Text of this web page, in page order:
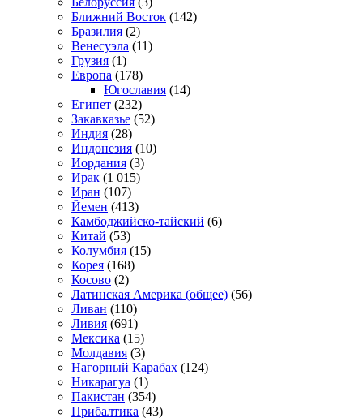
Ближний Восток (142)
Бразилия (2)
Венесуэла (11)
Грузия (1)
Европа (178)
Югославия (14)
Египет (232)
Закавказье (52)
Индия (28)
Индонезия (10)
Иордания (3)
Ирак (1 015)
Иран (107)
Йемен (413)
Камбоджийско-тайский (6)
Китай (53)
Колумбия (15)
Корея (168)
Косово (2)
Латинская Америка (общее) (56)
Ливан (110)
Ливия (691)
Мексика (15)
Молдавия (3)
Нагорный Карабах (124)
Никарагуа (1)
Пакистан (354)
Прибалтика (43)